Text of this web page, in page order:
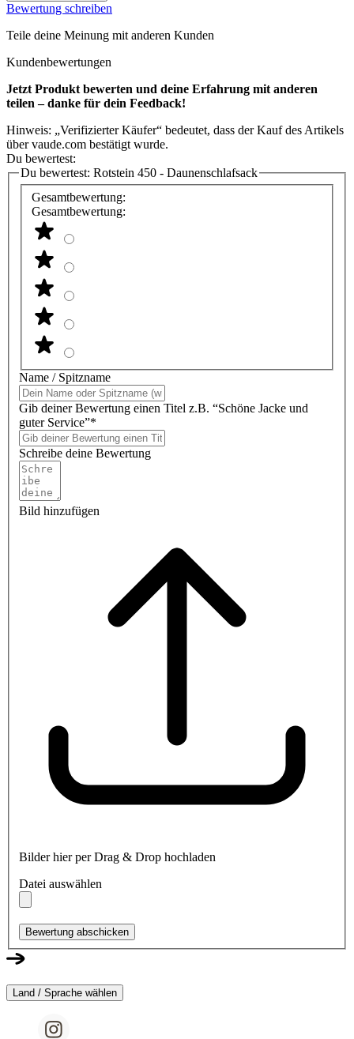
Bewertung schreiben
Teile deine Meinung mit anderen Kunden
Kundenbewertungen
Jetzt Produkt bewerten und deine Erfahrung mit anderen
teilen – danke für dein Feedback!
Hinweis: „Verifizierter Käufer“ bedeutet, dass der Kauf des Artikels
über vaude.com bestätigt wurde.
Du bewertest:
Du bewertest: Rotstein 450 - Daunenschlafsack
Gesamtbewertung:
Gesamtbewertung:
Name / Spitzname
Gib deiner Bewertung einen Titel z.B. “Schöne Jacke und
guter Service”*
Schreibe deine Bewertung
Bild hinzufügen
Bilder hier per Drag & Drop hochladen
Datei auswählen
Bewertung abschicken
Land / Sprache wählen